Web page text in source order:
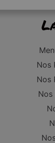
Nos
Nos
Nos